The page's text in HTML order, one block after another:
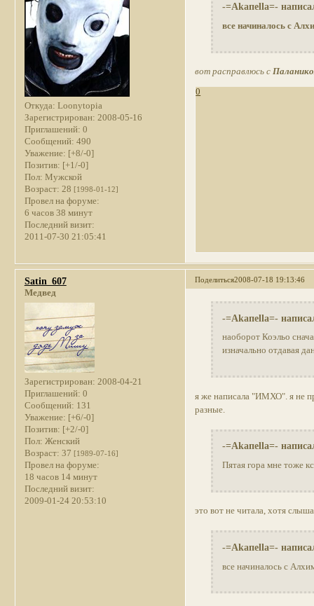
Откуда: Loonytopia
Зарегистрирован: 2008-05-16
Приглашений: 0
Сообщений: 490
Уважение: [+8/-0]
Позитив: [+1/-0]
Пол: Мужской
Возраст: 28 [1998-01-12]
Провел на форуме:
6 часов 38 минут
Последний визит:
2011-07-30 21:05:41
-=Akaпella=-
все начиналось с
вот расправлюсь с
0
Поделиться2008-07-18 19:13:46
Satin_607
Медвед
Зарегистрирован: 2008-04-21
Приглашений: 0
Сообщений: 131
Уважение: [+6/-0]
Позитив: [+2/-0]
Пол: Женский
Возраст: 37 [1989-07-16]
Провел на форуме:
18 часов 14 минут
Последний визит:
2009-01-24 20:53:10
-=Akaпella=-
наоборот Коэльо
изначально отдавая
я же написала "ИМХО". я не
разные.
-=Akaпella=-
Пятая гора мне тоже
это вот не читала, хотя
-=Akaпella=-
все начиналось с